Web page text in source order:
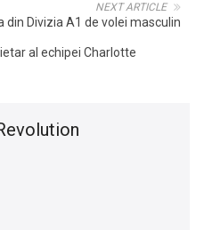
NEXT ARTICLE
din Divizia A1 de volei masculin
al echipei Charlotte